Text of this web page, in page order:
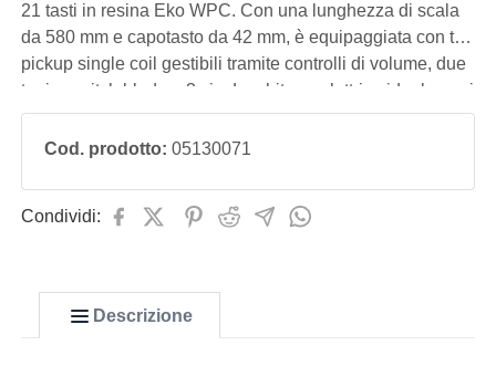
21 tasti in resina Eko WPC. Con una lunghezza di scala
da 580 mm e capotasto da 42 mm, è equipaggiata con tre
pickup single coil gestibili tramite controlli di volume, due
toni e switch blade a 3 vie. La chitarra elettrica ideale per i
bambini che iniziano il percorso di studi e che desiderano
Cod. prodotto: 05130071
Condividi:
Descrizione